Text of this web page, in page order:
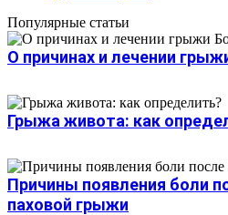
Популярные статьи
О причинах и лечении
Грыжа живота: как
Причины появления боли
паховой грыжи